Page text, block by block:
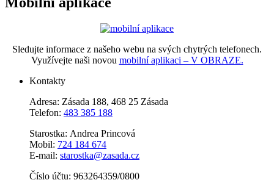
Sledujte informace z našeho webu na svých chytrých telefonech.
Využívejte naši novou mobilní aplikaci – V OBRAZE.
Kontakty
Adresa: Zásada 188, 468 25 Zásada
Telefon: 483 385 188
Starostka: Andrea Princová
Mobil: 724 184 674
E-mail: starostka@zasada.cz
Číslo účtu: 963264359/0800